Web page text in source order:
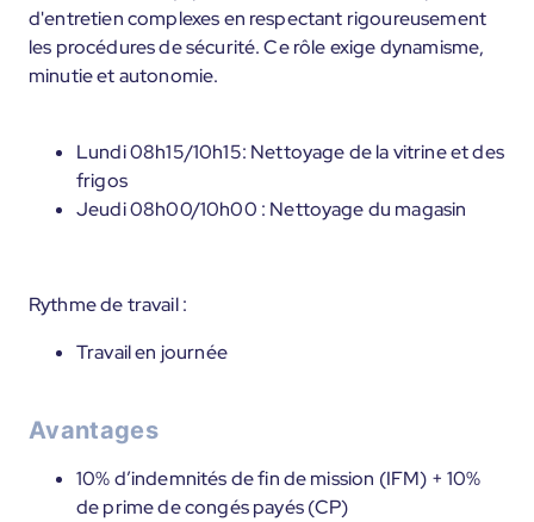
d'entretien complexes en respectant rigoureusement
les procédures de sécurité. Ce rôle exige dynamisme,
minutie et autonomie.
Lundi 08h15/10h15: Nettoyage de la vitrine et des
frigos
Jeudi 08h00/10h00 : Nettoyage du magasin
Rythme de travail :
Travail en journée
Avantages
10% d’indemnités de fin de mission (IFM) + 10%
de prime de congés payés (CP)